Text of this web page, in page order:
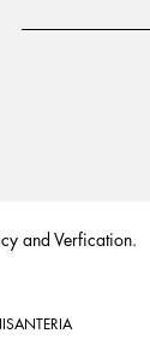
and Verfication.